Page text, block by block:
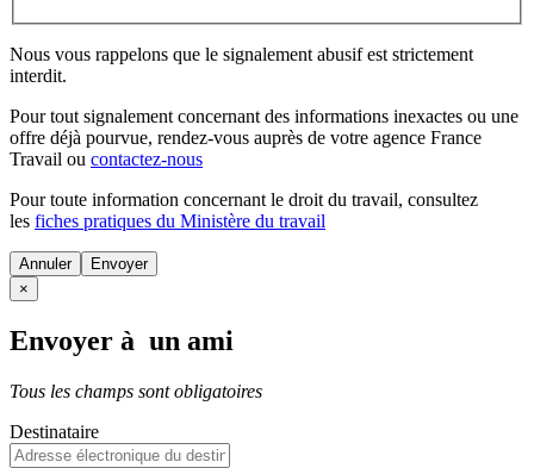
Nous vous rappelons que le signalement abusif est strictement
interdit.
Pour tout signalement concernant des informations inexactes ou une
offre déjà pourvue, rendez-vous auprès de votre agence France
Travail ou contactez-nous
Pour toute information concernant le droit du travail, consultez
les fiches pratiques du Ministère du travail
Annuler
×
Envoyer à un ami
Tous les champs sont obligatoires
Destinataire